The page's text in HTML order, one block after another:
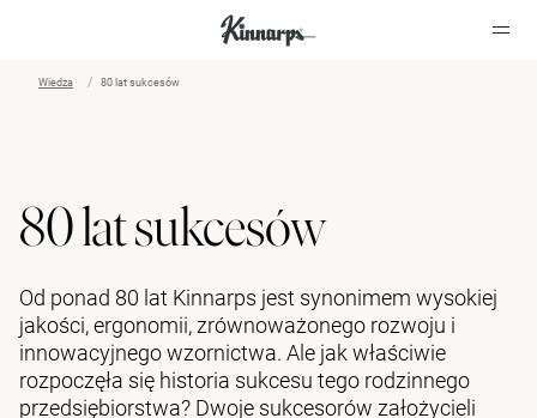
Wiedza 80 lat sukcesów
80 lat sukcesów
Od ponad 80 lat Kinnarps jest synonimem wysokiej
jakości, ergonomii, zrównoważonego rozwoju i
innowacyjnego wzornictwa. Ale jak właściwie
rozpoczęła się historia sukcesu tego rodzinnego
przedsiębiorstwa? Dwoje sukcesorów założycieli